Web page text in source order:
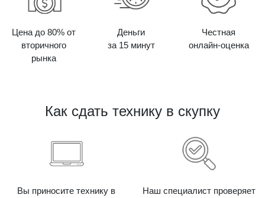
Цена до 80% от
вторичного
рынка
Деньги
за 15 минут
Честная
онлайн-оценка
Как сдать технику в скупку
Вы приносите технику в
Наш специалист проверяет